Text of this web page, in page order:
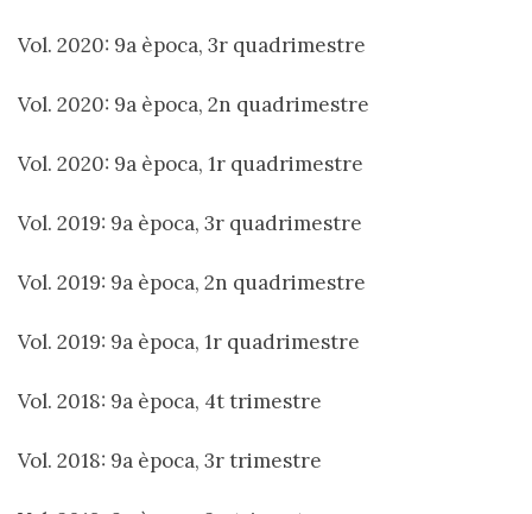
Vol. 2020: 9a època, 3r quadrimestre
Vol. 2020: 9a època, 2n quadrimestre
Vol. 2020: 9a època, 1r quadrimestre
Vol. 2019: 9a època, 3r quadrimestre
Vol. 2019: 9a època, 2n quadrimestre
Vol. 2019: 9a època, 1r quadrimestre
Vol. 2018: 9a època, 4t trimestre
Vol. 2018: 9a època, 3r trimestre